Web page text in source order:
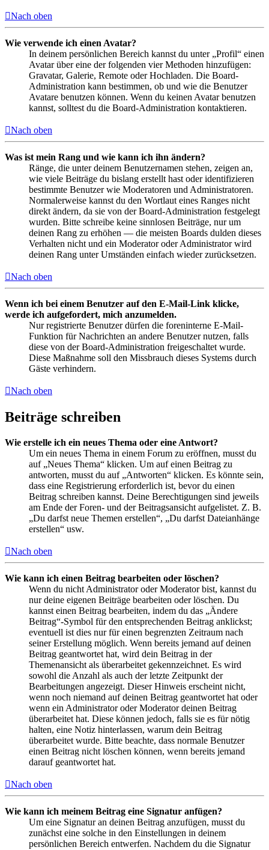
Nach oben
Wie verwende ich einen Avatar?
In deinem persönlichen Bereich kannst du unter „Profil“ einen
Avatar über eine der folgenden vier Methoden hinzufügen:
Gravatar, Galerie, Remote oder Hochladen. Die Board-
Administration kann bestimmen, ob und wie die Benutzer
Avatare benutzen können. Wenn du keinen Avatar benutzen
kannst, solltest du die Board-Administration kontaktieren.
Nach oben
Was ist mein Rang und wie kann ich ihn ändern?
Ränge, die unter deinem Benutzernamen stehen, zeigen an,
wie viele Beiträge du bislang erstellt hast oder identifizieren
bestimmte Benutzer wie Moderatoren und Administratoren.
Normalerweise kannst du den Wortlaut eines Ranges nicht
direkt ändern, da sie von der Board-Administration festgelegt
wurden. Bitte schreibe keine sinnlosen Beiträge, nur um
deinen Rang zu erhöhen — die meisten Boards dulden dieses
Verhalten nicht und ein Moderator oder Administrator wird
deinen Rang unter Umständen einfach wieder zurücksetzen.
Nach oben
Wenn ich bei einem Benutzer auf den E-Mail-Link klicke,
werde ich aufgefordert, mich anzumelden.
Nur registrierte Benutzer dürfen die foreninterne E-Mail-
Funktion für Nachrichten an andere Benutzer nutzen, falls
diese von der Board-Administration freigeschaltet wurde.
Diese Maßnahme soll den Missbrauch dieses Systems durch
Gäste verhindern.
Nach oben
Beiträge schreiben
Wie erstelle ich ein neues Thema oder eine Antwort?
Um ein neues Thema in einem Forum zu eröffnen, musst du
auf „Neues Thema“ klicken. Um auf einen Beitrag zu
antworten, musst du auf „Antworten“ klicken. Es könnte sein,
dass eine Registrierung erforderlich ist, bevor du einen
Beitrag schreiben kannst. Deine Berechtigungen sind jeweils
am Ende der Foren- und der Beitragsansicht aufgelistet. Z. B.
„Du darfst neue Themen erstellen“, „Du darfst Dateianhänge
erstellen“ usw.
Nach oben
Wie kann ich einen Beitrag bearbeiten oder löschen?
Wenn du nicht Administrator oder Moderator bist, kannst du
nur deine eigenen Beiträge bearbeiten oder löschen. Du
kannst einen Beitrag bearbeiten, indem du das „Ändere
Beitrag“-Symbol für den entsprechenden Beitrag anklickst;
eventuell ist dies nur für einen begrenzten Zeitraum nach
seiner Erstellung möglich. Wenn bereits jemand auf deinen
Beitrag geantwortet hat, wird dein Beitrag in der
Themenansicht als überarbeitet gekennzeichnet. Es wird
sowohl die Anzahl als auch der letzte Zeitpunkt der
Bearbeitungen angezeigt. Dieser Hinweis erscheint nicht,
wenn noch niemand auf deinen Beitrag geantwortet hat oder
wenn ein Administrator oder Moderator deinen Beitrag
überarbeitet hat. Diese können jedoch, falls sie es für nötig
halten, eine Notiz hinterlassen, warum dein Beitrag
überarbeitet wurde. Bitte beachte, dass normale Benutzer
einen Beitrag nicht löschen können, wenn bereits jemand
darauf geantwortet hat.
Nach oben
Wie kann ich meinem Beitrag eine Signatur anfügen?
Um eine Signatur an deinen Beitrag anzufügen, musst du
zunächst eine solche in den Einstellungen in deinem
persönlichen Bereich entwerfen. Nachdem du die Signatur